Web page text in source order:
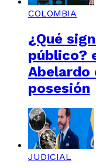
COLOMBIA
¿Qué
público?
Abelardo
posesión
JUDICIAL